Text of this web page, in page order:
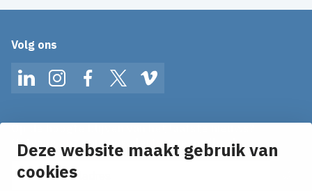
Deze website maakt gebruik van
cookies
Volg ons
LinkedInInstagramFacebookTwitterVimeo
Ontvang onze nieuws alerts in je mailbox!
E-mailadres